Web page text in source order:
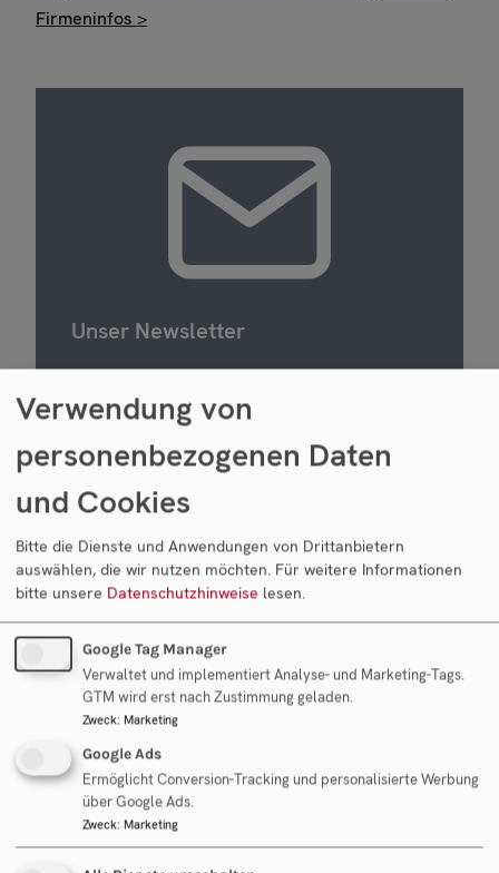
Firmeninfos >
Unser Newsletter
Wir senden Ihnen drei bis vier mal pro Jahr
Aktuelles zum Thema
Unternehmensnachfolge und zu neuen
Verkaufsprojekten oder
Unternehmensgesuchen zu. Melden sie sich
Herr Frau
Vorname
Nachname
E-Mail
Verwendung von
personenbezogenen Daten
und Cookies
Bitte die Dienste und Anwendungen von Drittanbietern
auswählen, die wir nutzen möchten. Für weitere Informationen
bitte unsere Datenschutzhinweise lesen.
Google Tag Manager
Verwaltet und implementiert Analyse- und Marketing-Tags.
GTM wird erst nach Zustimmung geladen.
Zweck: Marketing
Google Ads
Ermöglicht Conversion-Tracking und personalisierte Werbung
über Google Ads.
Zweck: Marketing